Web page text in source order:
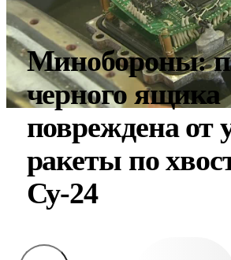
Минобороны:
черного ящика
повреждена от
ракеты по
Су-24